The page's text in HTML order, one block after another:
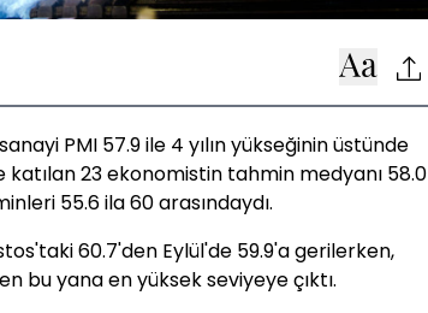
PMI 57.9 ile 4 yılın yükseğinin üstünde
23 ekonomistin tahmin medyanı 58.0
55.6 ila 60 arasındaydı.
60.7'den Eylül'de 59.9'a gerilerken,
bu yana en yüksek seviyeye çıktı.